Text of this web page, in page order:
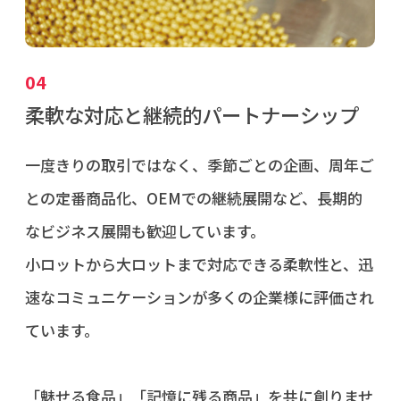
04
柔軟な対応と継続的パートナーシップ
一度きりの取引ではなく、季節ごとの企画、周年ご
との定番商品化、OEMでの継続展開など、長期的
なビジネス展開も歓迎しています。
小ロットから大ロットまで対応できる柔軟性と、迅
速なコミュニケーションが多くの企業様に評価され
ています。
「魅せる食品」「記憶に残る商品」を共に創りませ